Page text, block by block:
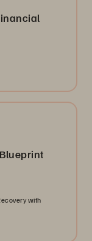
with